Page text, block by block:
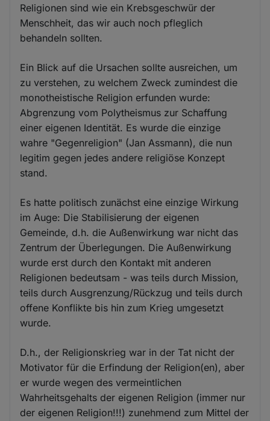
Religionen sind wie ein Krebsgeschwür der
Menschheit, das wir auch noch pfleglich
behandeln sollten.
Ein Blick auf die Ursachen sollte ausreichen, um
zu verstehen, zu welchem Zweck zumindest die
monotheistische Religion erfunden wurde:
Abgrenzung vom Polytheismus zur Schaffung
einer eigenen Identität. Es wurde die einzige
wahre "Gegenreligion" (Jan Assmann), die nun
legitim gegen jedes andere religiöse Konzept
stand.
Es hatte politisch zunächst eine einzige Wirkung
im Auge: Die Stabilisierung der eigenen
Gemeinde, d.h. die Außenwirkung war nicht das
Zentrum der Überlegungen. Die Außenwirkung
wurde erst durch den Kontakt mit anderen
Religionen bedeutsam - was teils durch Mission,
teils durch Ausgrenzung/Rückzug und teils durch
offene Konflikte bis hin zum Krieg umgesetzt
wurde.
D.h., der Religionskrieg war in der Tat nicht der
Motivator für die Erfindung der Religion(en), aber
er wurde wegen des vermeintlichen
Wahrheitsgehalts der eigenen Religion (immer nur
der eigenen Religion!!!) zunehmend zum Mittel der